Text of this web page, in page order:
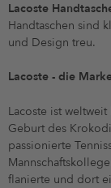
Lacoste
Handtaschen sind
und Design treu.
Lacoste - die
Lacoste ist
Geburt des
passionierte
flanierte und dort